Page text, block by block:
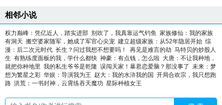
相邻小说
权力巅峰：凭亿近人，踏实进部 别吹了，我真靠运气钓鱼 家族修仙：我的家族
有洞天 搬空婆家随军，她成了军官心尖宠 建立超级家族：从52年隐居开始 综
漫：后二次元时代 长生？问过我想不想要吗！ 再见是难言的劫 马特贝的炒股人
生 有熟练度面板的我，学什么都快 神豪：有点钱，怎么啦 大唐：不让我种地，
就把你种地里 我的私生爷爷是乾隆 误闯天家！暴君恋爱脑？那没事了 未来：梦
想为繁星之彩 华娱：导演我为王 赵大：我的水浒我的国 开局合欢宗，我只想跑
路 洪荒：一书封神，云霄练吞天魔功 星际种植女王